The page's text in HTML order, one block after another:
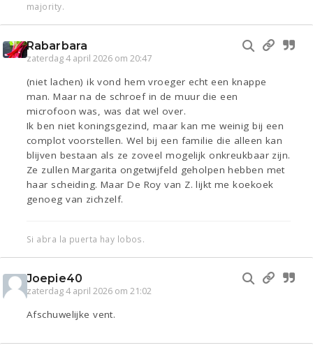
majority.
Rabarbara
zaterdag 4 april 2026 om 20:47
(niet lachen) ik vond hem vroeger echt een knappe
man. Maar na de schroef in de muur die een
microfoon was, was dat wel over.
Ik ben niet koningsgezind, maar kan me weinig bij een
complot voorstellen. Wel bij een familie die alleen kan
blijven bestaan als ze zoveel mogelijk onkreukbaar zijn.
Ze zullen Margarita ongetwijfeld geholpen hebben met
haar scheiding. Maar De Roy van Z. lijkt me koekoek
genoeg van zichzelf.
Si abra la puerta hay lobos.
Joepie40
zaterdag 4 april 2026 om 21:02
Afschuwelijke vent.